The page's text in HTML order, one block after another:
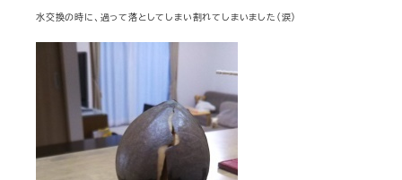
水交換の時に、過って落としてしまい割れてしまいました（涙）